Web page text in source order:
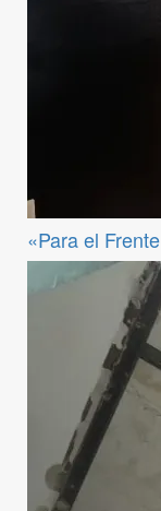
«Para el